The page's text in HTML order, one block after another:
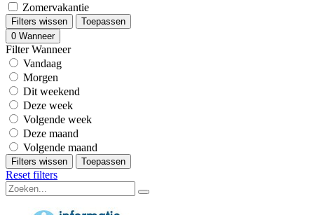
Zomervakantie
Filters wissen
Toepassen
0 Wanneer
Filter Wanneer
Vandaag
Morgen
Dit weekend
Deze week
Volgende week
Deze maand
Volgende maand
Filters wissen Toepassen
Reset filters